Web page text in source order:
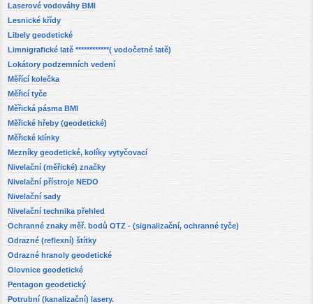
Laserové vodováhy BMI
Lesnické křídy
Libely geodetické
Limnigrafické latě ************( vodočetné latě)
Lokátory podzemních vedení
Měřící kolečka
Měřicí tyče
Měřická pásma BMI
Měřické hřeby (geodetické)
Měřické klínky
Mezníky geodetické, kolíky vytyčovací
Nivelační (měřické) značky
Nivelační přístroje NEDO
Nivelační sady
Nivelační technika přehled
Ochranné znaky měř. bodů OTZ - (signalizační, ochranné tyče)
Odrazné (reflexní) štítky
Odrazné hranoly geodetické
Olovnice geodetické
Pentagon geodetický
Potrubní (kanalizační) lasery.